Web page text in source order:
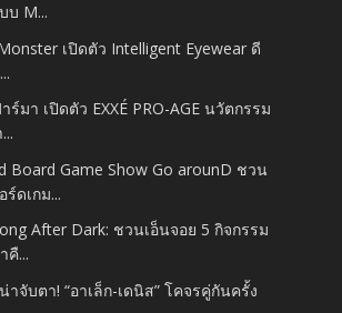
บ M...
เปิดตัว Intelligent Eyewear ดี
ร์มา เปิดตัว EXXÉ PRO-AGE นวัตกรรม
Board Game Show Go arounD ชวน
ร์ดเกม...
After Dark: ชวนเอ็นจอย 5 กิจกรรม
คื...
าจับตา! “อาเล็ก-เดนิส” โคจรคู่กันครั้ง